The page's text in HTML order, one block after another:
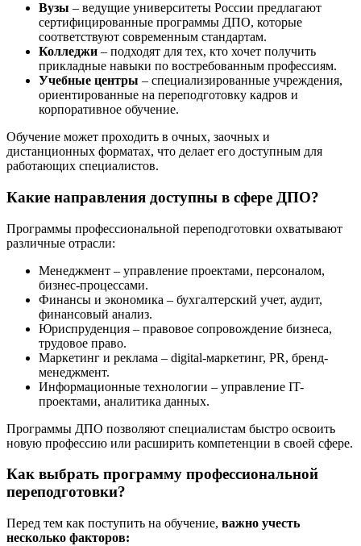
Вузы – ведущие университеты России предлагают
сертифицированные программы ДПО, которые
соответствуют современным стандартам.
Колледжи – подходят для тех, кто хочет получить
прикладные навыки по востребованным профессиям.
Учебные центры – специализированные учреждения,
ориентированные на переподготовку кадров и
корпоративное обучение.
Обучение может проходить в очных, заочных и
дистанционных форматах, что делает его доступным для
работающих специалистов.
Какие направления доступны в сфере ДПО?
Программы профессиональной переподготовки охватывают
различные отрасли:
Менеджмент – управление проектами, персоналом,
бизнес-процессами.
Финансы и экономика – бухгалтерский учет, аудит,
финансовый анализ.
Юриспруденция – правовое сопровождение бизнеса,
трудовое право.
Маркетинг и реклама – digital-маркетинг, PR, бренд-
менеджмент.
Информационные технологии – управление IT-
проектами, аналитика данных.
Программы ДПО позволяют специалистам быстро освоить
новую профессию или расширить компетенции в своей сфере.
Как выбрать программу профессиональной
переподготовки?
Перед тем как поступить на обучение, важно учесть
несколько факторов: